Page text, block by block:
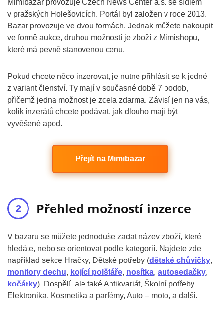
Mimibazar provozuje Czech News Center a.s. se sídlem
v pražských Holešovicích. Portál byl založen v roce 2013.
Bazar provozuje ve dvou formách. Jednak můžete nakoupit
ve formě aukce, druhou možností je zboží z Mimishopu,
které má pevně stanovenou cenu.
Pokud chcete něco inzerovat, je nutné přihlásit se k jedné
z variant členství. Ty mají v současné době 7 podob,
přičemž jedna možnost je zcela zdarma. Závisí jen na vás,
kolik inzerátů chcete podávat, jak dlouho mají být
vyvěšené apod.
Přejít na Mimibazar
Přehled možností inzerce
V bazaru se můžete jednoduše zadat název zboží, které
hledáte, nebo se orientovat podle kategorií. Najdete zde
například sekce Hračky, Dětské potřeby (dětské chůvičky,
monitory dechu, kojící polštáře, nosítka, autosedačky,
kočárky), Dospělí, ale také Antikvariát, Školní potřeby,
Elektronika, Kosmetika a parfémy, Auto – moto, a další.